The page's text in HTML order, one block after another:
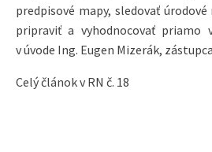
predpisové mapy, sledovať
pripraviť a vyhodnocovať priamo
v úvode Ing. Eugen Mizerák,
Celý článok v RN č. 18